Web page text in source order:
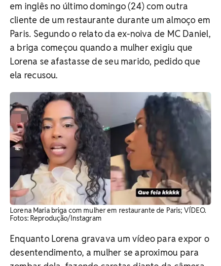
em inglês no último domingo (24) com outra
cliente de um restaurante durante um almoço em
Paris. Segundo o relato da ex-noiva de MC Daniel,
a briga começou quando a mulher exigiu que
Lorena se afastasse de seu marido, pedido que
ela recusou.
Lorena Maria briga com mulher em restaurante de Paris; VÍDEO.
Fotos: Reprodução/Instagram
Enquanto Lorena gravava um vídeo para expor o
desentendimento, a mulher se aproximou para